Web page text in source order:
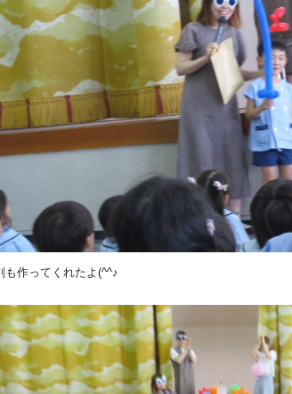
も作ってくれたよ(^^♪